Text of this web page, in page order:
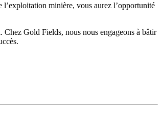
minière, vous aurez l’opportunité
Gold Fields, nous nous engageons à bâtir